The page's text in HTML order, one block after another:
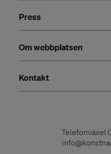
Press
Om webbplatsen
Kontakt
Telefonväxel